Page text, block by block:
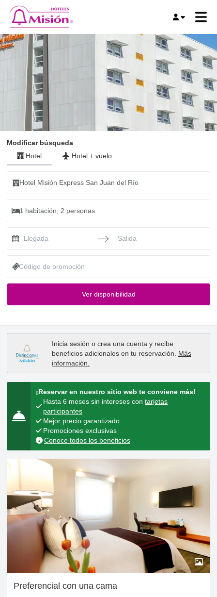
Modificar búsqueda
Hotel
Hotel+ vuelo
Hotel Misión Express San Juan del Río
1 habitación, 2 personas
Press the down arrow key to interact with the calendar and
Press the down arrow key to
Ver disponibilidad
Inicia sesión ocrea una cuenta y recibe
beneficios adicionales en tu reservación.
Más
información
¡Reservar en nuestro sitio web te conviene más!
Hasta 6 meses sin intereses contarjetas
participantes
Mejor precio garantizado
Promociones exclusivas
Conoce todos los beneficios
Preferencial con una cama